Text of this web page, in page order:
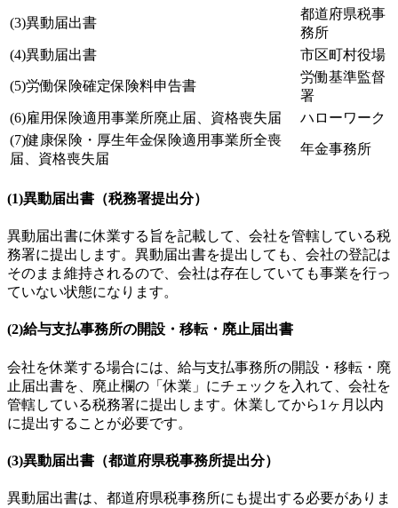
(3)異動届出書
都道府県税事
務所
(4)異動届出書
市区町村役場
(5)労働保険確定保険料申告書
労働基準監督
署
(6)雇用保険適用事業所廃止届、資格喪失届
ハローワーク
(7)健康保険・厚生年金保険適用事業所全喪
届、資格喪失届
年金事務所
(1)異動届出書（税務署提出分）
異動届出書に休業する旨を記載して、会社を管轄している税
務署に提出します。異動届出書を提出しても、会社の登記は
そのまま維持されるので、会社は存在していても事業を行っ
ていない状態になります。
(2)給与支払事務所の開設・移転・廃止届出書
会社を休業する場合には、給与支払事務所の開設・移転・廃
止届出書を、廃止欄の「休業」にチェックを入れて、会社を
管轄している税務署に提出します。休業してから1ヶ月以内
に提出することが必要です。
(3)異動届出書（都道府県税事務所提出分）
異動届出書は、都道府県税事務所にも提出する必要がありま